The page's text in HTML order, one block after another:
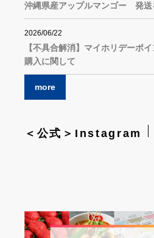
沖縄県産アップルマンゴー 発送
2026/06/22
【不具合解消】マイホリデーポ
購入に関して
more
＜公式＞Instagram